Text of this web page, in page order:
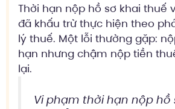
Thời hạn nộp hồ sơ khai thuế
đã khấu trừ thực hiện theo
lý thuế. Một lỗi thường gặp:
hạn nhưng chậm nộp tiền
lại.
Vi phạm thời hạn nộp hồ